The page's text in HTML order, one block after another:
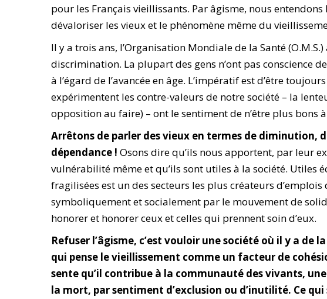
pour les Français vieillissants. Par âgisme, nous
dévaloriser les vieux et le phénomène même du
Il y a trois ans, l’Organisation Mondiale de la Santé
discrimination. La plupart des gens n’ont pas conscience
à l’égard de l’avancée en âge. L’impératif est d’être
expérimentent les contre-valeurs de notre société – la
opposition au faire) – ont le sentiment de n’être plus bons
Arrêtons de parler des vieux en termes de diminution,
dépendance ! Osons dire qu’ils nous apportent, par leur
vulnérabilité même et qu’ils sont utiles à la société. Utiles
fragilisées est un des secteurs les plus créateurs
symboliquement et socialement par le mouvement de
honorer et honorer ceux et celles qui prennent soin d’eux.
Refuser l’âgisme, c’est vouloir une société où il y a de
qui pense le vieillissement comme un facteur de
sente qu’il contribue à la communauté des vivants,
la mort, par sentiment d’exclusion ou d’inutilité. Ce